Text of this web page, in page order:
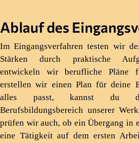
Ablauf des
Im Eingangsverfahren testen wir
Stärken durch praktische
entwickeln wir berufliche Pläne
erstellen wir einen Plan für deine
alles passt, kannst du
Berufsbildungsbereich unserer
prüfen wir auch, ob ein Übergang in
eine Tätigkeit auf dem ersten